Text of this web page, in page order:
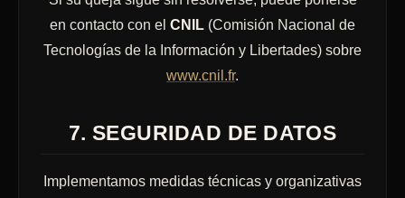
en contacto con el CNIL (Comisión Nacional de
Tecnologías de la Información y Libertades) sobre
www.cnil.fr.
7. SEGURIDAD DE DATOS
Implementamos medidas técnicas y organizativas